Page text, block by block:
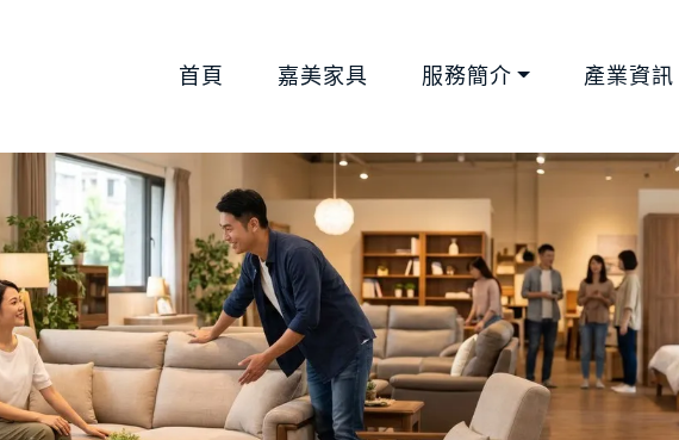
首頁 嘉美家具 服務簡介 產業資訊